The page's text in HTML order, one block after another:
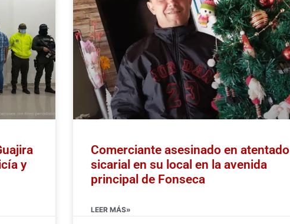
y
Comerciante asesinado en atentado
sicarial en su local en la avenida
principal de Fonseca
LEER MÁS»